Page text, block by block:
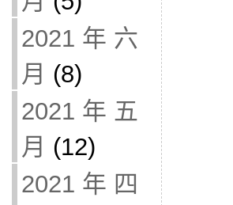
2021 年 六
月 (8)
2021 年 五
月 (12)
2021 年 四